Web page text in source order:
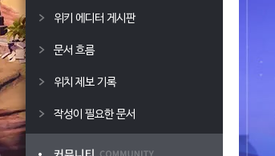
위키 에디터 게시판
문서 흐름
위치 제보 기록
작성이 필요한 문서